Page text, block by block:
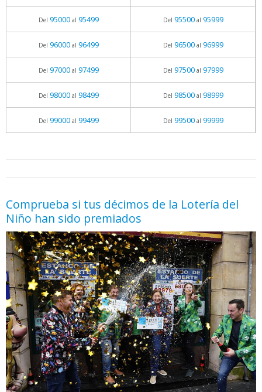
Del 95000al 95499 Del 95500al 95999
Del 96000al 96499 Del 96500al 96999
Del 97000al 97499 Del 97500al 97999
Del 98000al 98499 Del 98500al 98999
Del 99000al 99499 Del 99500al 99999
Comprueba si tus décimos de la Lotería del
Niño han sido premiados